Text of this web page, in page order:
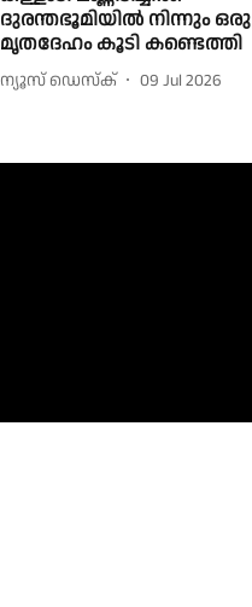
ദുരന്തഭൂമിയിൽ നിന്നും ഒരു
മൃതദേഹം കൂടി കണ്ടെത്തി
ന്യൂസ് ഡെസ്ക് 09 Jul 2026